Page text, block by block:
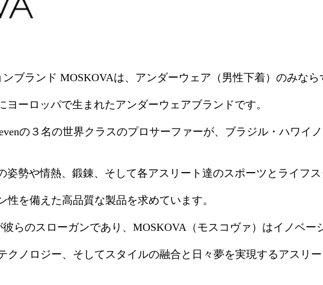
ブランド MOSKOVAは、アンダーウェア（男性下着）のみな
ヨーロッパで生まれたアンダーウェアブランドです。
の３名の世界クラスのプロサーファーが、ブラジル・ハワ
姿勢や情熱、鍛錬、そして各アスリート達のスポーツとライフ
を備えた高品質な製品を求めています。
彼らのスローガンであり、MOSKOVA（モスコヴァ）はイノベ
ノロジー、そしてスタイルの融合と日々夢を実現するアスリ